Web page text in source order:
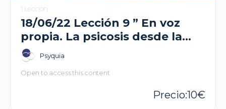
1 Lección
18/06/22 Lección 9 ” En voz
propia. La psicosis desde la
mirada en primera persona”. III
Ciclo: Las caras de la psicosis –
Silvia García-Esteban
Psyquia
Open to access this content
10